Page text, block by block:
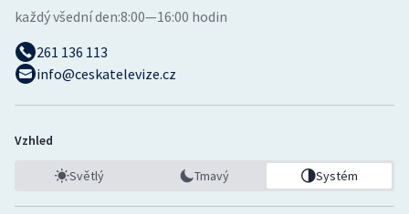
každý všední den:8:00—16:00 hodin
261 136 113
info@ceskatelevize.cz
Vzhled
Světlý Tmavý Systém